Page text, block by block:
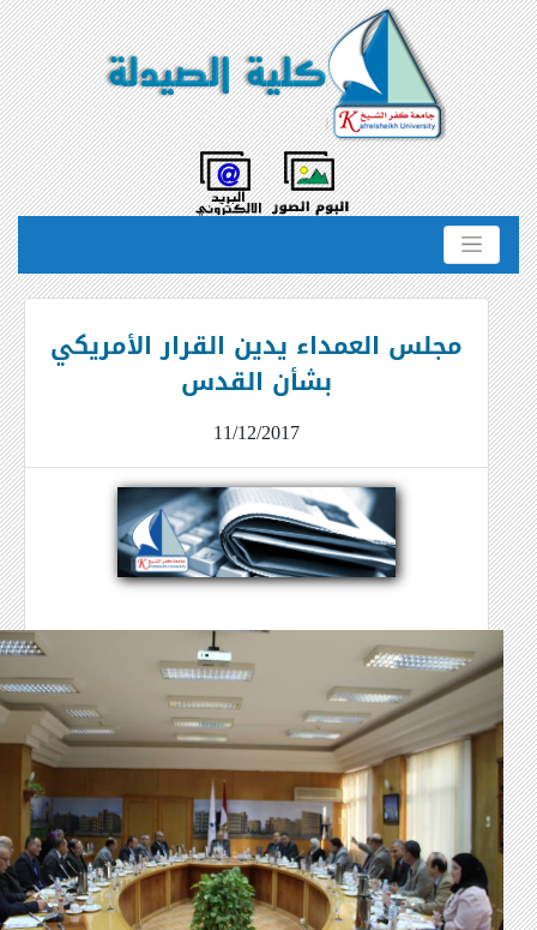
مجلس العمداء يدين القرار الأمريكي
بشأن القدس
11/12/2017